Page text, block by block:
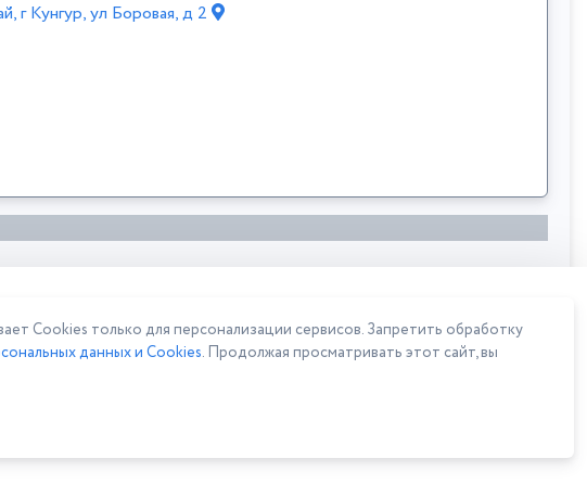
г Кунгур, ул Боровая, д 2
только для персонализации сервисов. Запретить обработку
данных и Cookies. Продолжая просматривать этот сайт, вы